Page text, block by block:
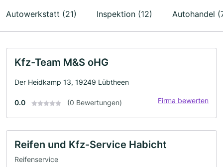
Autowerkstatt (21) Inspektion (12) Autohandel
Kfz-Team M&S oHG
Der Heidkamp 13, 19249 Lübtheen
0.0 (0 Bewertungen) Firma bewerten
Reifen und Kfz-Service Habicht
Reifenservice